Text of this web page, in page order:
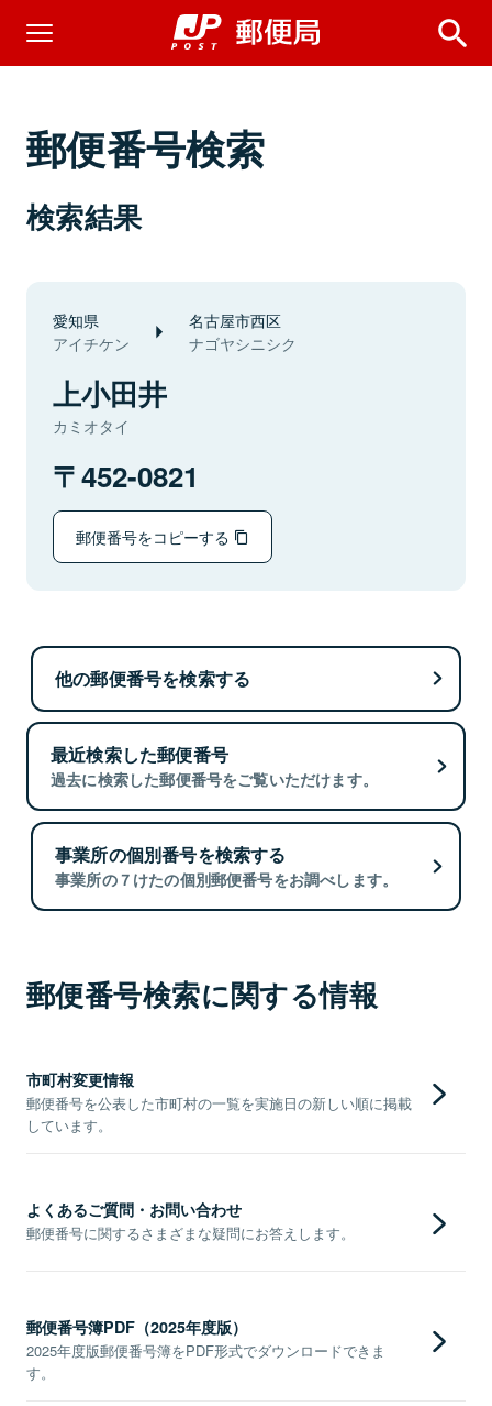
郵便番号検索
検索結果
愛知県
アイチケン
名古屋市西区
ナゴヤシニシク
上小田井
カミオタイ
452-0821
郵便番号をコピーする
他の郵便番号を検索する
最近検索した郵便番号
過去に検索した郵便番号をご覧いただけます。
事業所の個別番号を検索する
事業所の７けたの個別郵便番号をお調べします。
郵便番号検索に関する情報
市町村変更情報
郵便番号を公表した市町村の一覧を実施日の新しい順に掲載
しています。
よくあるご質問・お問い合わせ
郵便番号に関するさまざまな疑問にお答えします。
郵便番号簿PDF（2025年度版）
2025年度版郵便番号簿をPDF形式でダウンロードできま
す。